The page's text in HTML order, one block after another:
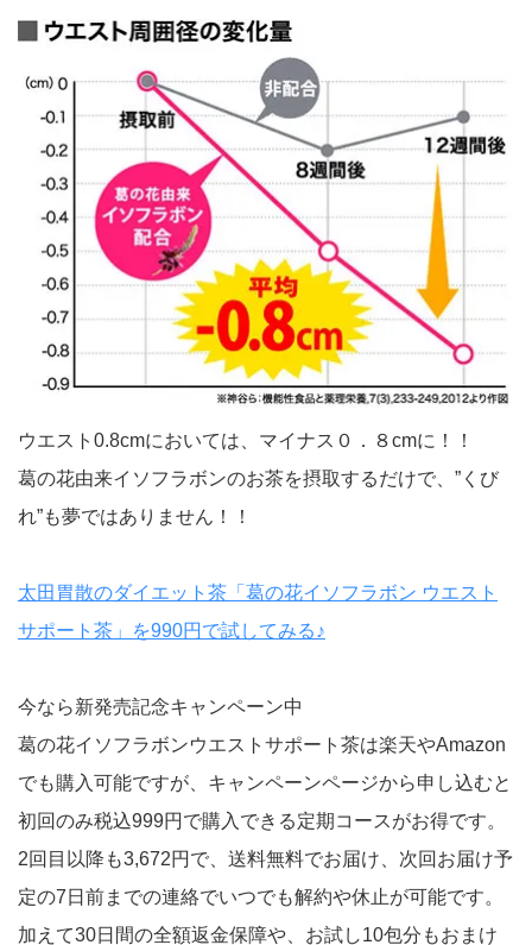
ウエスト0.8cmにおいては、マイナス０．８cmに！！
葛の花由来イソフラボンのお茶を摂取するだけで、”くび
れ”も夢ではありません！！
太田胃散のダイエット茶「葛の花イソフラボン ウエスト
サポート茶」を990円で試してみる♪
今なら新発売記念キャンペーン中
葛の花イソフラボンウエストサポート茶は楽天やAmazon
でも購入可能ですが、キャンペーンページから申し込むと
初回のみ税込999円で購入できる定期コースがお得です。
2回目以降も3,672円で、送料無料でお届け、次回お届け予
定の7日前までの連絡でいつでも解約や休止が可能です。
加えて30日間の全額返金保障や、お試し10包分もおまけ